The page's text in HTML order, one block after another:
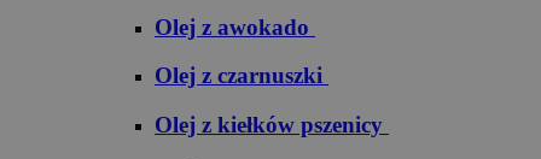
Olej z awokado
Olej z czarnuszki
Olej z kiełków pszenicy